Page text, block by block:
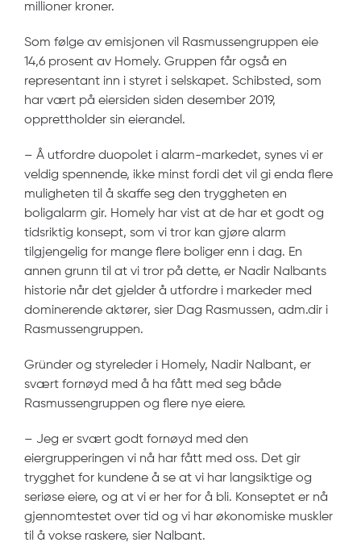
millioner kroner.
Som følge av emisjonen vil Rasmussengruppen eie
14,6 prosent av Homely. Gruppen får også en
representant inn i styret i selskapet. Schibsted, som
har vært på eiersiden siden desember 2019,
opprettholder sin eierandel.
– Å utfordre duopolet i alarm-markedet, synes vi er
veldig spennende, ikke minst fordi det vil gi enda flere
muligheten til å skaffe seg den tryggheten en
boligalarm gir. Homely har vist at de har et godt og
tidsriktig konsept, som vi tror kan gjøre alarm
tilgjengelig for mange flere boliger enn i dag. En
annen grunn til at vi tror på dette, er Nadir Nalbants
historie når det gjelder å utfordre i markeder med
dominerende aktører, sier Dag Rasmussen, adm.dir i
Rasmussengruppen.
Gründer og styreleder i Homely, Nadir Nalbant, er
svært fornøyd med å ha fått med seg både
Rasmussengruppen og flere nye eiere.
– Jeg er svært godt fornøyd med den
eiergrupperingen vi nå har fått med oss. Det gir
trygghet for kundene å se at vi har langsiktige og
seriøse eiere, og at vi er her for å bli. Konseptet er nå
gjennomtestet over tid og vi har økonomiske muskler
til å vokse raskere, sier Nalbant.